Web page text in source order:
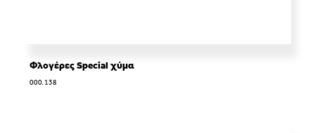
Φλογέρες Special χύμα
000.138